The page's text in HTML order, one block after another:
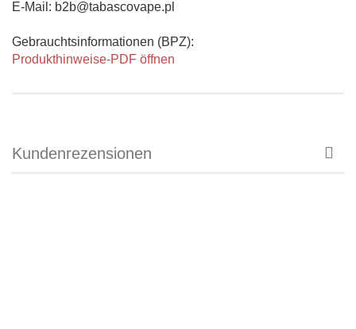
E-Mail: b2b@tabascovape.pl
Gebrauchtsinformationen (BPZ):
Produkthinweise-PDF öffnen
Kundenrezensionen